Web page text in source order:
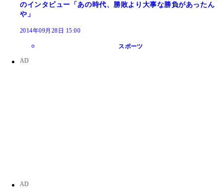
のインタビュー「あの時代、勝敗より大事な勝負があったん
や」
2014年09月28日 15:00
スポーツ